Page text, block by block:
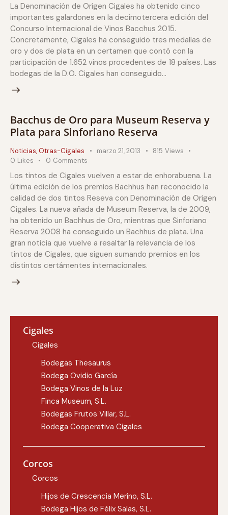
La Denominación de Origen Cigales ha obtenido cinco
importantes galardones en la decimotercera edición del
Concurso Internacional de Vinos Bacchus 2015.
Concretamente, Cigales ha conseguido tres medallas de
oro y dos de plata en un certamen que contó con la
participación de 1.652 vinos procedentes de 18 países. Las
bodegas de la D.O. Cigales han conseguido…
Bacchus de Oro para Museum Reserva y
Plata para Sinforiano Reserva
Noticias, Otras-Cigales marzo 21, 2013 815 Views
0 Likes 0 Comments
Los tintos de Cigales vuelven a estar de enhorabuena. La
última edición de los premios Bachhus han reconocido la
calidad de dos tintos Reseva con Denominación de Origen
Cigales. La nueva añada de Museum Reserva, la de 2009,
ha obtenido un Bachhus de Oro, mientras que Sinforiano
Reserva 2008 ha conseguido un Bachhus de plata. Una
gran noticia que vuelve a resaltar la relevancia de los
tintos de Cigales, que siguen sumando premios en los
distintos certámentes internacionales.
Cigales
Cigales
Bodegas Thesaurus
Bodega Ovidio García
Bodega Vinos de la Luz
Finca Museum, S.L.
Bodegas Frutos Villar, S.L.
Bodega Cooperativa Cigales
Corcos
Corcos
Hijos de Crescencia Merino, S.L.
Bodega Hijos de Félix Salas, S.L.